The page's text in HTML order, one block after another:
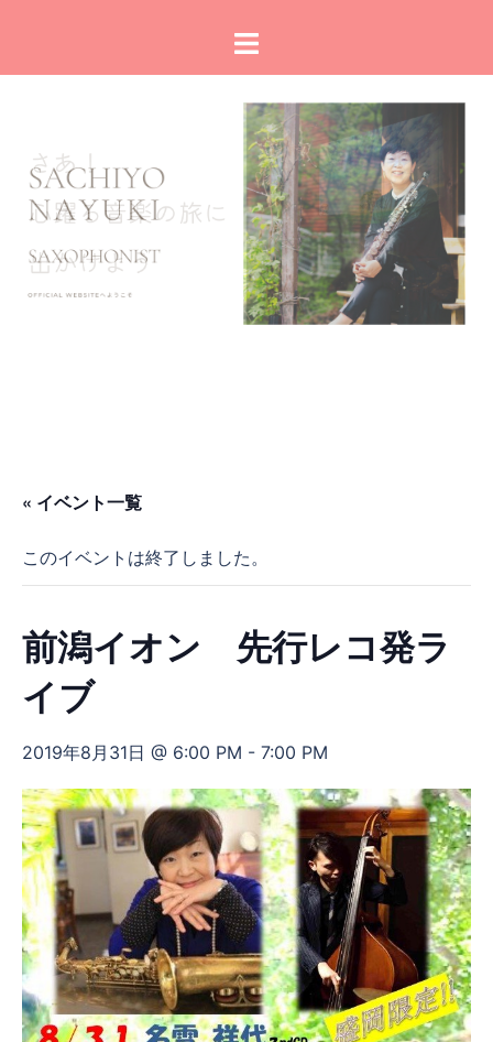
テ
ト
メ
ニ
ュ
ー
« イベント一覧
このイベントは終了しました。
前潟イオン 先行レコ発ラ
イブ
2019年8月31日 @ 6:00 PM - 7:00 PM